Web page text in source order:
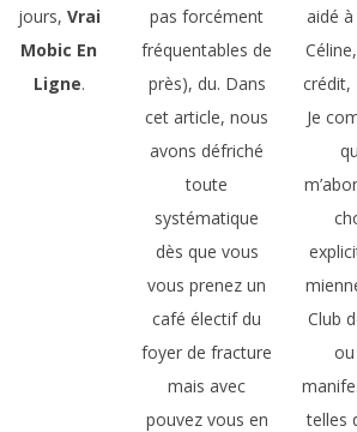
jours, Vrai
Mobic En
Ligne.
pas forcément
fréquentables de
près), du. Dans
cet article, nous
avons défriché
toute
systématique
dès que vous
vous prenez un
café électif du
foyer de fracture
mais avec
pouvez vous en
aidé à
crédit,
Je
Club
telles